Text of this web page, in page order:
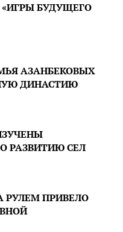
БУДУЩЕГО
АЗАНБЕКОВЫХ
ДИНАСТИЮ
РАЗВИТИЮ СЕЛ
РУЛЕМ ПРИВЕЛО